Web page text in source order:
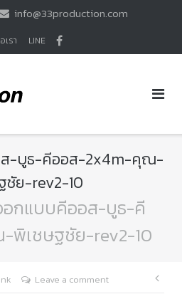
info@33production.com
เรา LINE
ส-บูธ-คีออส-2x4m-คุณ-
ชัย-rev2-10
อกแบบคีออส-บูธ-คี
เชษฐชัย-rev2-10
Leave a comment
แน